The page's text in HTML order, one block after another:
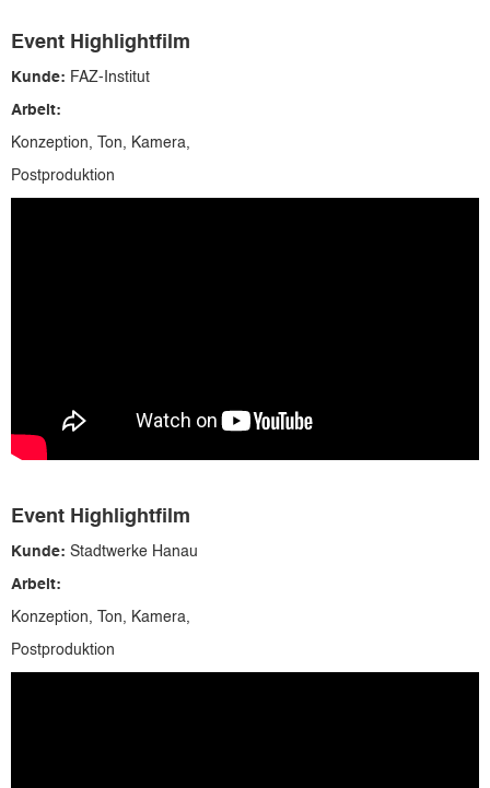
Event Highlightfilm
Kunde: FAZ-Institut
Arbeit:
Konzeption, Ton, Kamera,
Postproduktion
Event Highlightfilm
Kunde: Stadtwerke Hanau
Arbeit:
Konzeption, Ton, Kamera,
Postproduktion